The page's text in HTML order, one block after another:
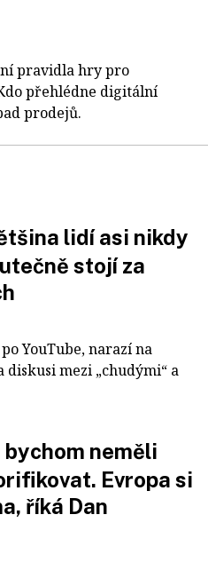
pravidla hry pro
přehlédne digitální
prodejů.
lidí asi nikdy
stojí za
YouTube, narazí na
mezi „chudými“ a
bychom neměli
Evropa si
říká Dan